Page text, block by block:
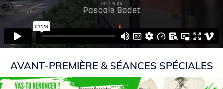
AVANT-PREMIÈRE & SÉANCES SPÉCIALES